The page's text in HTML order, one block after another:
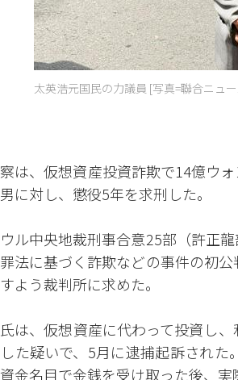
太英浩元国民の力議員 [写真=聯合ニュ
は、仮想資産投資詐欺で14億ウ
に対し、懲役5年を求刑した。
ル中央地裁刑事合意25部（許正
法に基づく詐欺などの事件の初
よう裁判所に求めた。
は、仮想資産に代わって投資し
た疑いで、5月に逮捕起訴され
金名目で金銭を受け取った後、実